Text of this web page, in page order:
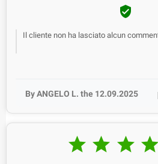

Il cliente non ha lasciato alcun
By ANGELO L. the 12.09.2025
   